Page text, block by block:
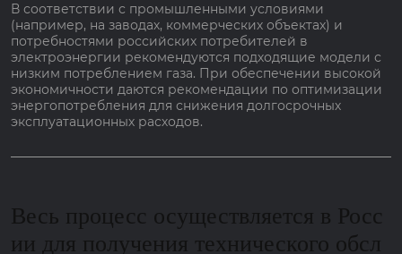
В соответствии с промышленными условиями
(например, на заводах, коммерческих объектах) и
потребностями российских потребителей в
электроэнергии рекомендуются подходящие модели с
низким потреблением газа. При обеспечении высокой
экономичности даются рекомендации по оптимизации
энергопотребления для снижения долгосрочных
эксплуатационных расходов.
Весь процесс осуществляется в Росс
ии для получения технического обсл